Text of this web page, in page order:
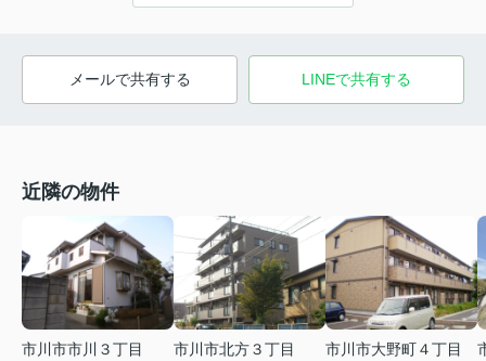
メールで共有する LINEで共有する
近隣の物件
市川市市川３丁目
市川市北方３丁目
市川市大野町４丁目